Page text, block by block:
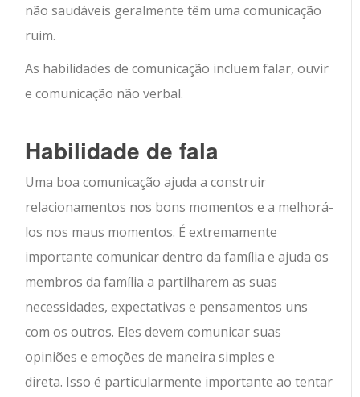
não saudáveis ​​geralmente têm uma comunicação
ruim.
As habilidades de comunicação incluem falar, ouvir
e comunicação não verbal.
Habilidade de fala
Uma boa comunicação ajuda a construir
relacionamentos nos bons momentos e a melhorá-
los nos maus momentos. É extremamente
importante comunicar dentro da família e ajuda os
membros da família a partilharem as suas
necessidades, expectativas e pensamentos uns
com os outros. Eles devem comunicar suas
opiniões e emoções de maneira simples e
direta. Isso é particularmente importante ao tentar